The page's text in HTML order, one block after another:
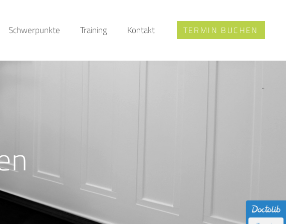
Schwerpunkte Training Kontakt TERMIN BUCHEN